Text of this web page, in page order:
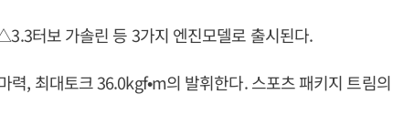
터보 가솔린 등 3가지 엔진모델로 출시된다.
력, 최대토크 36.0kgf•m의 발휘한다. 스포츠 패키지 트림의